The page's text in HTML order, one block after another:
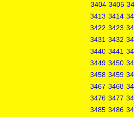
3404 3405
3413 3414
3422 3423
3431 3432
3440 3441
3449 3450
3458 3459
3467 3468
3476 3477
3485 3486